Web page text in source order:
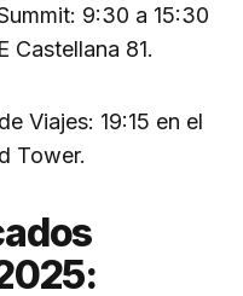
9:30 a 15:30
Castellana 81.
Viajes: 19:15 en el
Tower.